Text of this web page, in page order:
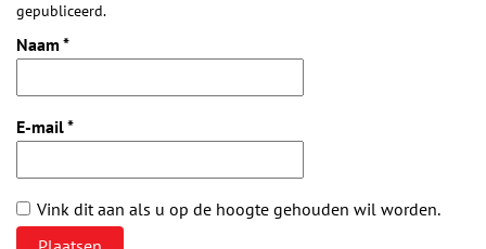
gepubliceerd.
Naam *
E-mail*
Vink dit aan als u op de hoogte gehouden wil worden.